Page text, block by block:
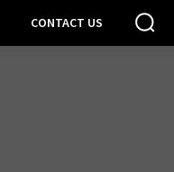
CONTACT US